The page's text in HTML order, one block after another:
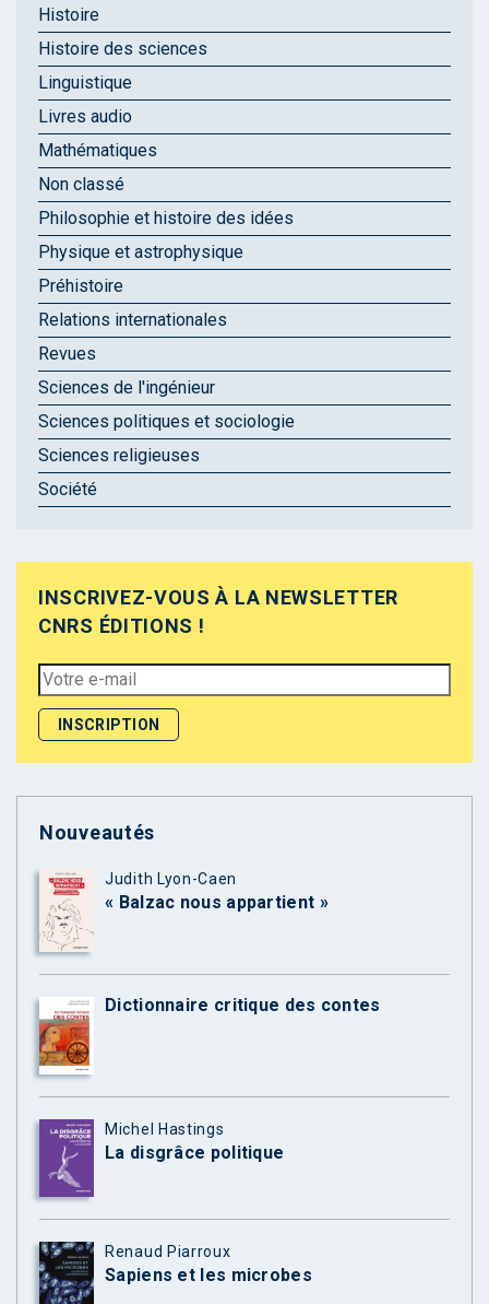
Histoire
Histoire des sciences
Linguistique
Livres audio
Mathématiques
Non classé
Philosophie et histoire des idées
Physique et astrophysique
Préhistoire
Relations internationales
Revues
Sciences de l'ingénieur
Sciences politiques et sociologie
Sciences religieuses
Société
INSCRIVEZ-VOUS À LA NEWSLETTER
CNRS ÉDITIONS !
Nouveautés
Judith Lyon-Caen
« Balzac nous appartient »
Dictionnaire critique des contes
Michel Hastings
La disgrâce politique
Renaud Piarroux
Sapiens et les microbes